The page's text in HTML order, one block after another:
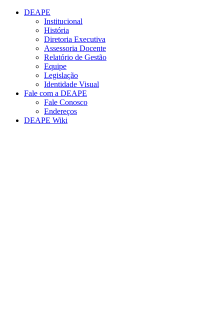
Conteúdo principal
DEAPE
Institucional
História
Diretoria Executiva
Assessoria Docente
Relatório de Gestão
Equipe
Legislação
Identidade Visual
Fale com a DEAPE
Fale Conosco
Endereços
DEAPE Wiki